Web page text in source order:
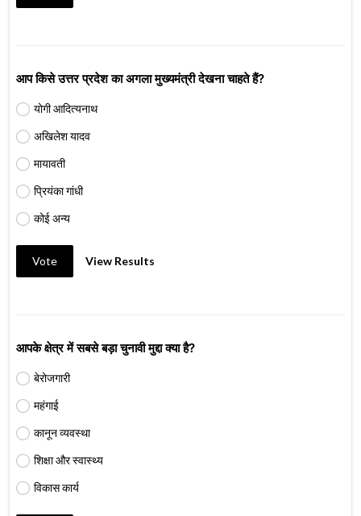
आप किसे उत्तर प्रदेश का अगला मुख्यमंत्री देखना चाहते हैं?
योगी आदित्यनाथ
अखिलेश यादव
मायावती
प्रियंका गांधी
कोई अन्य
Vote View Results
आपके क्षेत्र में सबसे बड़ा चुनावी मुद्दा क्या है?
बेरोजगारी
महंगाई
कानून व्यवस्था
शिक्षा और स्वास्थ्य
विकास कार्य